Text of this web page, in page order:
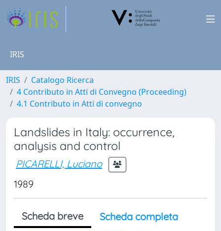
IRIS
IRIS
Catalogo Ricerca
4 Contributo in Atti di Convegno (Proceeding)
4.1 Contributo in Atti di convegno
Landslides in Italy: occurrence,
analysis and control
PICARELLI, Luciano
1989
Scheda breve
Scheda completa